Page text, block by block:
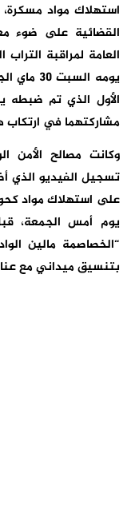
استهلاك مواد
القضائية على ضوء
العامة لمراقبة
يومه
الأول الذي تم ضبطه
مشاركتهما في ارتكاب
وكانت مصالح الأمن
تسجيل الفيديو الذي
على استهلاك مواد
يوم أمس الجمعة،
“الخصاصمة مالين
بتنسيق ميداني مع